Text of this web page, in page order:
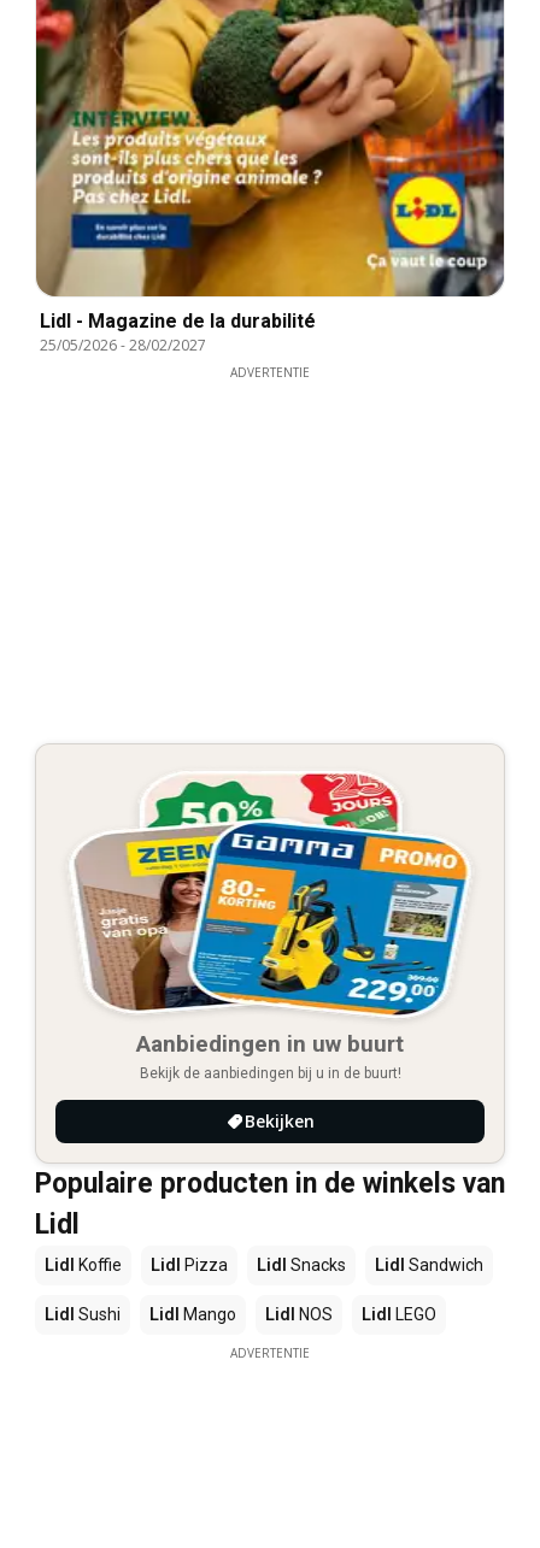
Lidl - Magazine de la durabilité
25/05/2026-28/02/2027
ADVERTENTIE
Aanbiedingen in uw buurt
Bekijk de aanbiedingen bij u in de buurt!
Bekijken
Populaire producten in de winkels van
Lidl
Lidl Koffie Lidl Pizza Lidl Snacks Lidl Sandwich
Lidl Sushi Lidl Mango Lidl NOS Lidl LEGO
ADVERTENTIE